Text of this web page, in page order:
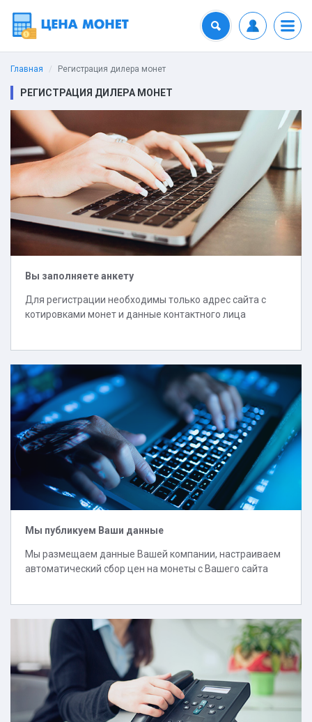
Главная Регистрация дилера монет
РЕГИСТРАЦИЯ ДИЛЕРА МОНЕТ
Вы заполняете анкету
Для регистрации необходимы только адрес сайта с
котировками монет и данные контактного лица
Мы публикуем Ваши данные
Мы размещаем данные Вашей компании, настраиваем
автоматический сбор цен на монеты с Вашего сайта